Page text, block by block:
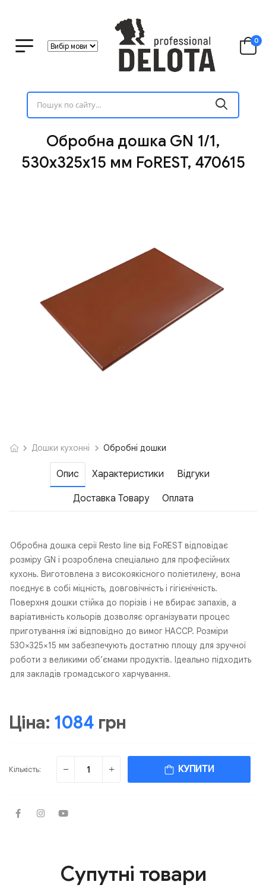
0
Обробна дошка GN 1/1,
530х325х15 мм FoREST, 470615
Дошки кухонні Обробні дошки
Опис Характеристики Відгуки
Доставка Товару Оплата
Обробна дошка серії Resto line від FoREST відповідає
розміру GN і розроблена спеціально для професійних
кухонь. Виготовлена з високоякісного поліетилену, вона
поєднує в собі міцність, довговічність і гігієнічність.
Поверхня дошки стійка до порізів і не вбирає запахів, а
варіативність кольорів дозволяє організувати процес
приготування їжі відповідно до вимог HACCP. Розміри
530×325×15 мм забезпечують достатню площу для зручної
роботи з великими об’ємами продуктів. Ідеально підходить
для закладів громадського харчування.
Ціна: 1084 грн
Кількість: КУПИТИ
Супутні товари